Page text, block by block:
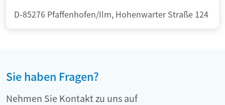
D-85276 Pfaffenhofen/Ilm, Hohenwarter Straße 124
Sie haben Fragen?
Nehmen Sie Kontakt zu uns auf